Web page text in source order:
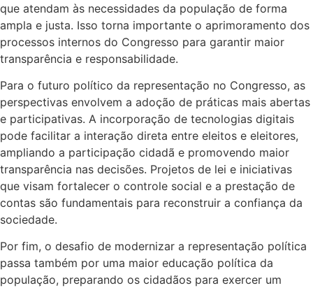
que atendam às necessidades da população de forma
ampla e justa. Isso torna importante o aprimoramento dos
processos internos do Congresso para garantir maior
transparência e responsabilidade.
Para o futuro político da representação no Congresso, as
perspectivas envolvem a adoção de práticas mais abertas
e participativas. A incorporação de tecnologias digitais
pode facilitar a interação direta entre eleitos e eleitores,
ampliando a participação cidadã e promovendo maior
transparência nas decisões. Projetos de lei e iniciativas
que visam fortalecer o controle social e a prestação de
contas são fundamentais para reconstruir a confiança da
sociedade.
Por fim, o desafio de modernizar a representação política
passa também por uma maior educação política da
população, preparando os cidadãos para exercer um